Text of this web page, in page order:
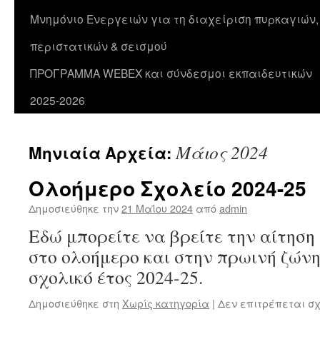
Μνημόνιο Ενεργειών για τη διαχείριση
περιστατικών & σεισμού
ΠΡΟΓΡΑΜΜΑ WEBEX και σύνδεσμοι εκπαιδευτικών
2025-2026
Μηνιαία Αρχεία:Μάιος 2024
Ολοήμερο Σχολείο 2024-25
Δημοσιεύθηκε την21 Μαΐου 2024 απόadmin
Εδώ μπορείτε να βρείτε την
στο ολοήμερο και στην πρωινή
σχολικό έτος 2024-25.
Δημοσιεύθηκε στη Χωρίς κατηγορία | Δεν επιτρέπεται